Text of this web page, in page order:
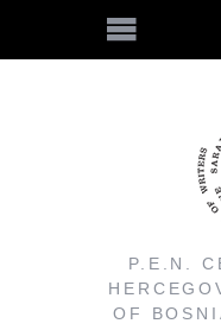
P.E.N.
OF